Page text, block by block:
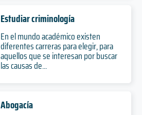
Estudiar criminología
En el mundo académico existen
diferentes carreras para elegir, para
aquellos que se interesan por buscar
las causas de...
Abogacía